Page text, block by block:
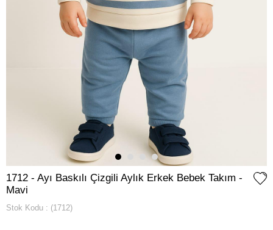
1712 - Ayı Baskılı Çizgili Aylık Erkek Bebek Takım -
Mavi
Stok Kodu (1712)